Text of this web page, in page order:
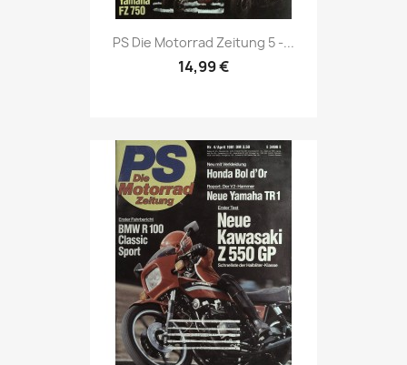
Vorschau
PS Die Motorrad Zeitung 5 -...
14,99 €